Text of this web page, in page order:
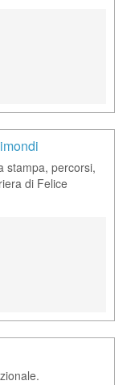
stampa, percorsi,
di Felice